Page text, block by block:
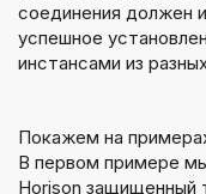
соединения должен
успешное
инстансами из
Покажем на
В первом примере
Horison защищенный